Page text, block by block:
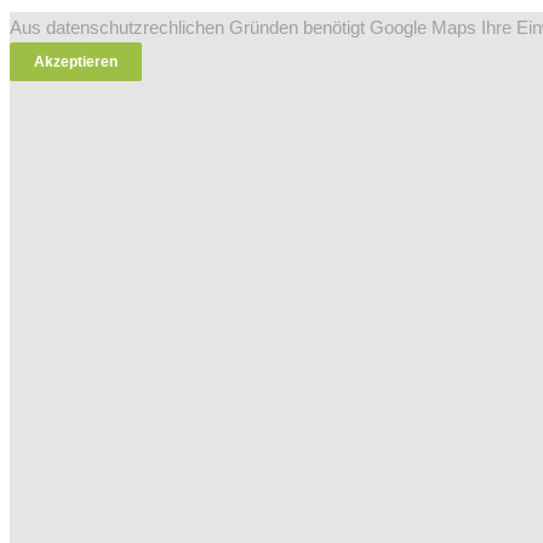
Aus datenschutzrechlichen Gründen benötigt Google Maps Ihre
Akzeptieren